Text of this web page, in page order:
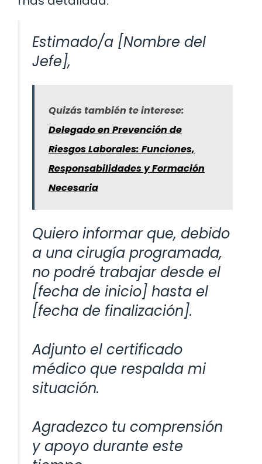
Estimado/a [Nombre del
Jefe],
Quizás también te interese:
Delegado en Prevención de
Riesgos Laborales: Funciones,
Responsabilidades y Formación
Necesaria
Quiero informar que, debido
a una cirugía programada,
no podré trabajar desde el
[fecha de inicio] hasta el
[fecha de finalización].
Adjunto el certificado
médico que respalda mi
situación.
Agradezco tu comprensión
y apoyo durante este